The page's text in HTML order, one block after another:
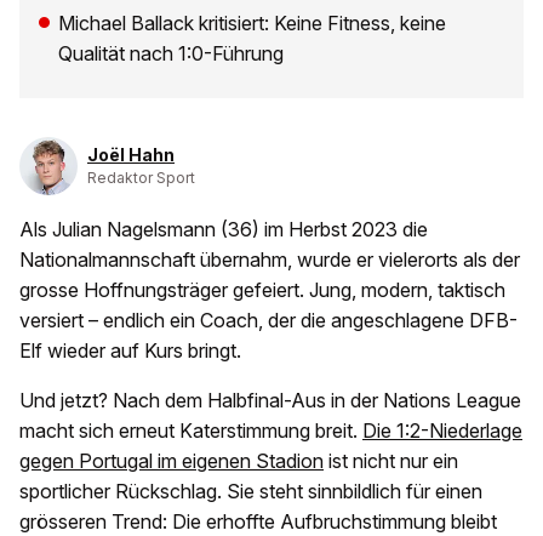
Michael Ballack kritisiert: Keine Fitness, keine
Qualität nach 1:0-Führung
Joël Hahn
Redaktor Sport
Als Julian Nagelsmann (36) im Herbst 2023 die
Nationalmannschaft übernahm, wurde er vielerorts als der
grosse Hoffnungsträger gefeiert. Jung, modern, taktisch
versiert – endlich ein Coach, der die angeschlagene DFB-
Elf wieder auf Kurs bringt.
Und jetzt? Nach dem Halbfinal-Aus in der Nations League
macht sich erneut Katerstimmung breit. Die 1:2-Niederlage
gegen Portugal im eigenen Stadion ist nicht nur ein
sportlicher Rückschlag. Sie steht sinnbildlich für einen
grösseren Trend: Die erhoffte Aufbruchstimmung bleibt